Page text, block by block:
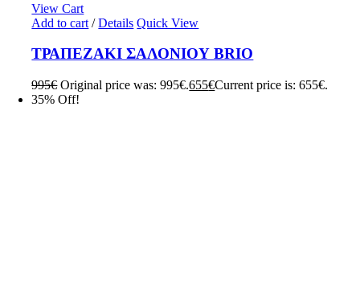
View Cart
Add to cart / Details Quick View
ΤΡΑΠΕΖΑΚΙ ΣΑΛΟΝΙΟΥ BRIO
995€ Original price was: 995€.655€Current price is: 655€.
35% Off!